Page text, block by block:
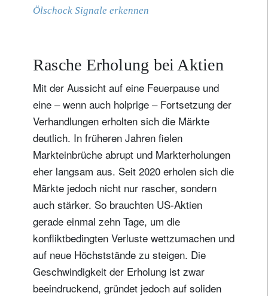
Ölschock Signale erkennen
Rasche Erholung bei Aktien
Mit der Aussicht auf eine Feuerpause und
eine – wenn auch holprige – Fortsetzung der
Verhandlungen erholten sich die Märkte
deutlich. In früheren Jahren fielen
Markteinbrüche abrupt und Markterholungen
eher langsam aus. Seit 2020 erholen sich die
Märkte jedoch nicht nur rascher, sondern
auch stärker. So brauchten US-Aktien
gerade einmal zehn Tage, um die
konfliktbedingten Verluste wettzumachen und
auf neue Höchststände zu steigen. Die
Geschwindigkeit der Erholung ist zwar
beeindruckend, gründet jedoch auf soliden